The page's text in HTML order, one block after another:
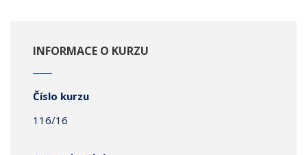
INFORMACE O KURZU
Číslo kurzu
116/16